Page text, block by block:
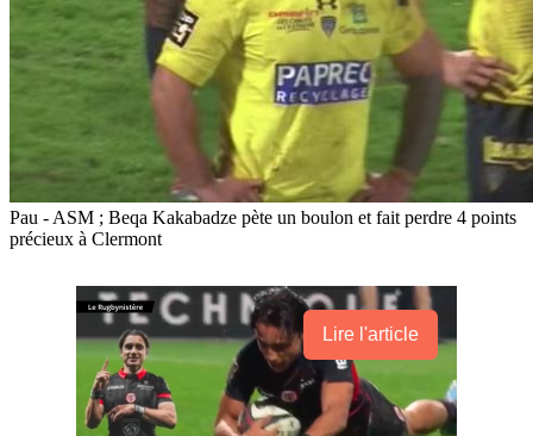
Pau - ASM ; Beqa Kakabadze pète un boulon et fait perdre 4 points
précieux à Clermont
Lire l'article